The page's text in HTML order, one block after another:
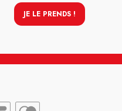
JE LE PRENDS !